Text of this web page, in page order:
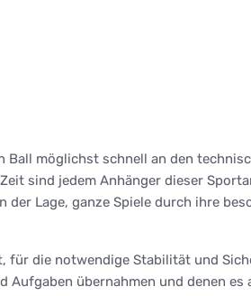
Ball möglichst schnell an den
sind jedem Anhänger dieser
Lage, ganze Spiele durch ihre
für die notwendige Stabilität und
übernahmen und denen es